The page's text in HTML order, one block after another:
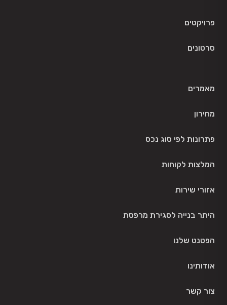
פרויקטים
סרטונים
מאמרים
מחירון
פתרונות לפי סוג נכס
המלצות לקוחות
אזורי שירות
היתר בנייה לסגירת מרפסת
הפטנט שלנו
אודותינו
צור קשר